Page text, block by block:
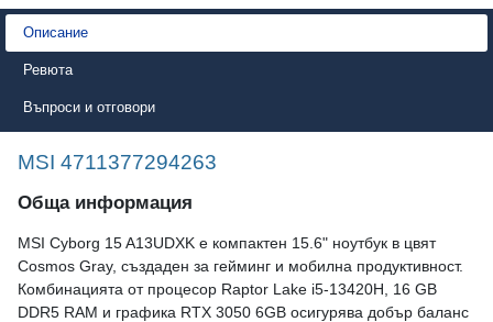
Описание
Ревюта
Въпроси и отговори
MSI 4711377294263
Обща информация
MSI Cyborg 15 A13UDXK е компактен 15.6" ноутбук в цвят
Cosmos Gray, създаден за гейминг и мобилна продуктивност.
Комбинацията от процесор Raptor Lake i5-13420H, 16 GB
DDR5 RAM и графика RTX 3050 6GB осигурява добър баланс